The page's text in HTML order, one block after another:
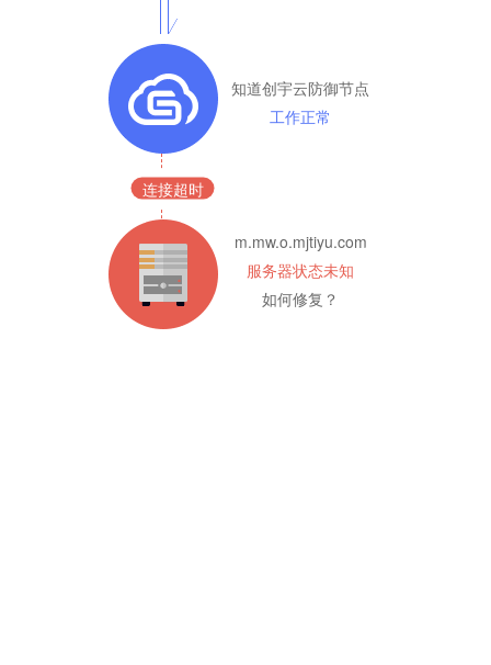
知道创宇云防御节点
工作正常
连接超时
m.mw.o.mjtiyu.com
服务器状态未知
如何修复？